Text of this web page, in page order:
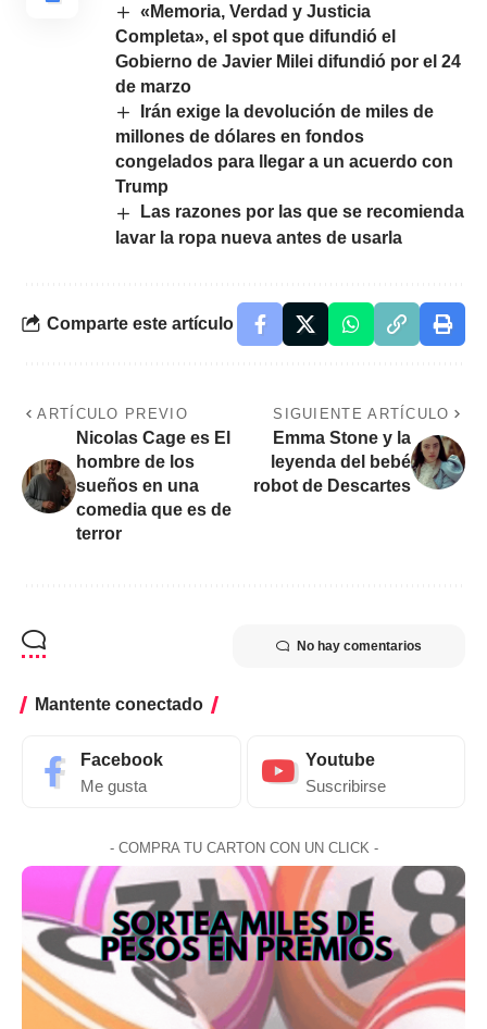
«Memoria, Verdad y Justicia
Completa», el spot que difundió el
Gobierno de Javier Milei difundió por el 24
de marzo
Irán exige la devolución de miles de
millones de dólares en fondos
congelados para llegar a un acuerdo con
Trump
Las razones por las que se recomienda
lavar la ropa nueva antes de usarla
Comparte este artículo
ARTÍCULO PREVIO
Nicolas Cage es El
hombre de los
sueños en una
comedia que es de
terror
SIGUIENTE ARTÍCULO
Emma Stone y la
leyenda del bebé
robot de Descartes
No hay comentarios
Mantente conectado
Facebook
Me gusta
Youtube
Suscribirse
- COMPRA TU CARTON CON UN CLICK -